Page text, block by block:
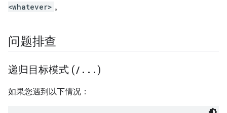
<whatever> 。
问题排查
递归目标模式 (/ . . .)
如果您遇到以下情况：